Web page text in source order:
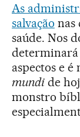
As
salvação nas
saúde. Nos
aspectos e
mundide
monstro